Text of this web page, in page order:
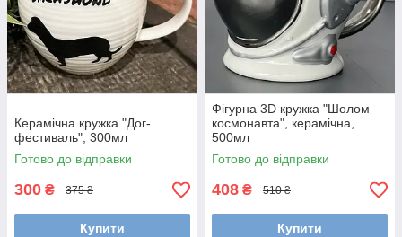
Керамічна кружка "Дог-
фестиваль", 300мл
Готово до відправки
300 ₴ 375 ₴
Купити
Фігурна 3D кружка "Шолом
космонавта", керамічна,
500мл
Готово до відправки
408 ₴ 510 ₴
Купити